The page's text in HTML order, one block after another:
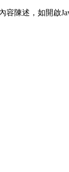
容陳述，如開啟